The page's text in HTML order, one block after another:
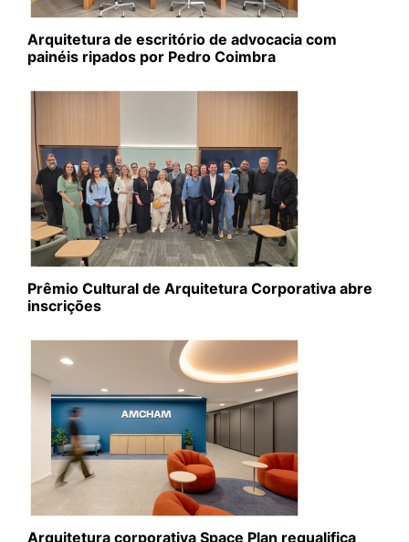
Arquitetura de escritório de advocacia com
painéis ripados por Pedro Coimbra
Prêmio Cultural de Arquitetura Corporativa abre
inscrições
Arquitetura corporativa Space Plan requalifica